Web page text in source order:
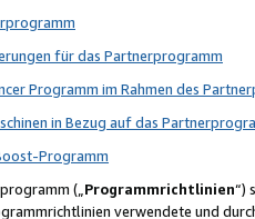
für das Partnerprogramm
Programm im Rahmen des
in Bezug auf das
Programm
(„Programmrichtlinien“)
verwendete und